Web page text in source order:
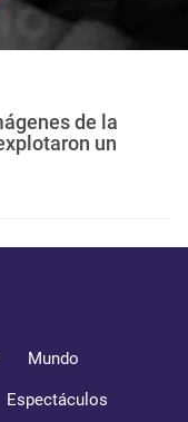
de la
un
Mundo
Espectáculos